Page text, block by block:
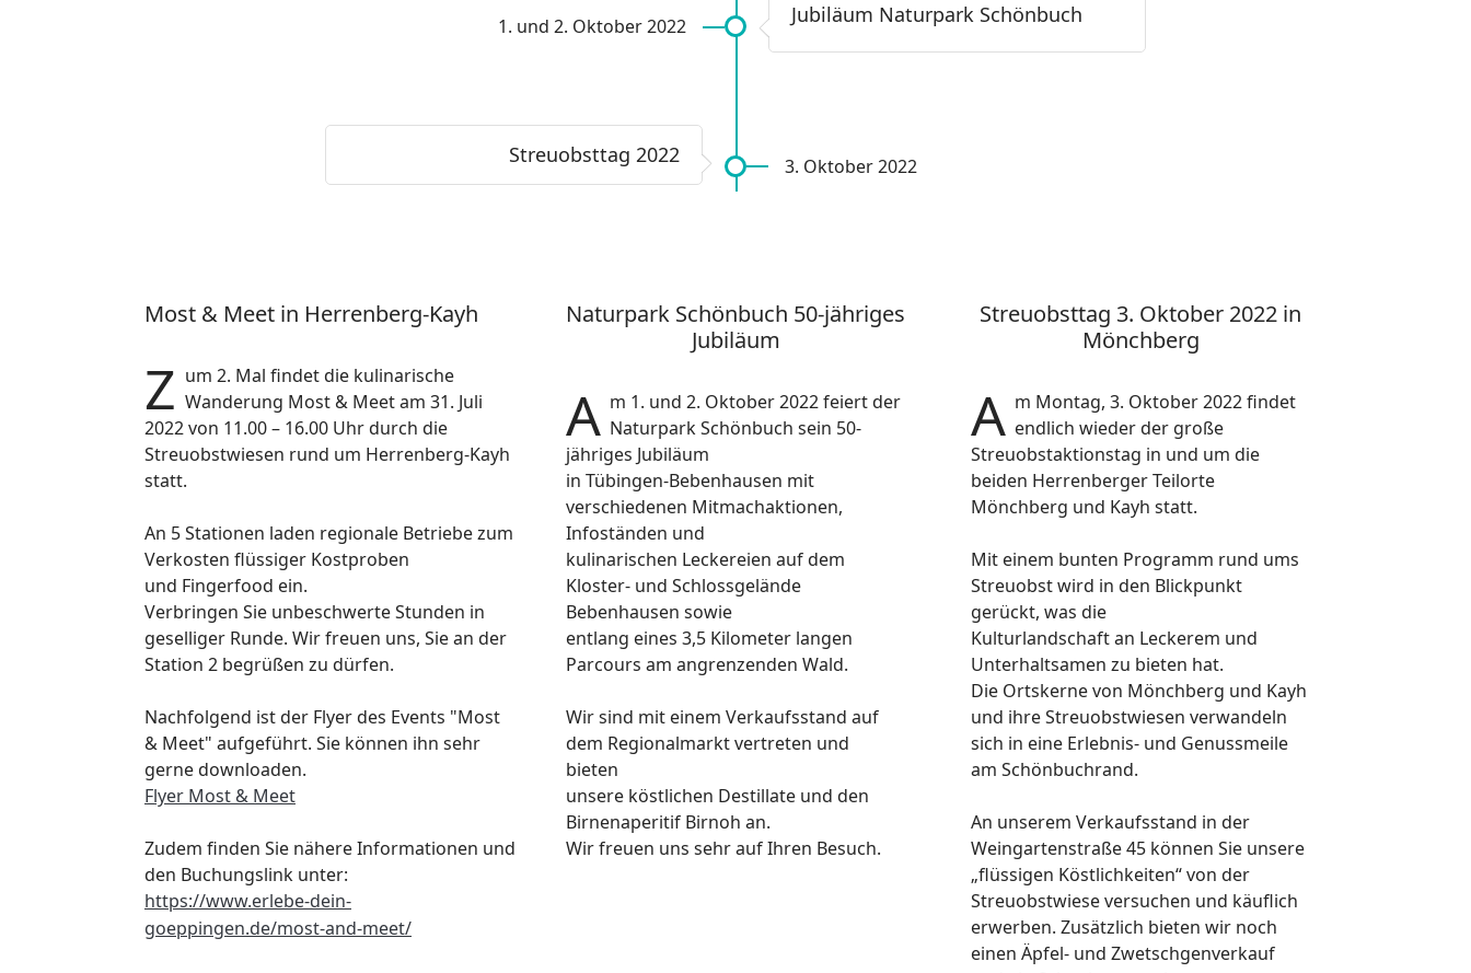
1. und 2. Oktober 2022 Jubiläum Naturpark Schönbuch
Streuobsttag 2022 3. Oktober 2022
Most & Meet in Herrenberg-Kayh
Z um 2. Mal findet die kulinarische
Wanderung Most & Meet am 31. Juli
2022 von 11.00 – 16.00 Uhr durch die
Streuobstwiesen rund um Herrenberg-Kayh
statt.
An 5 Stationen laden regionale Betriebe zum
Verkosten flüssiger Kostproben
und Fingerfood ein.
Verbringen Sie unbeschwerte Stunden in
geselliger Runde. Wir freuen uns, Sie an der
Station 2 begrüßen zu dürfen.
Nachfolgend ist der Flyer des Events "Most
& Meet" aufgeführt. Sie können ihn sehr
gerne downloaden.
Flyer Most & Meet
Zudem finden Sie nähere Informationen und
den Buchungslink unter:
https://www.erlebe-dein-
goeppingen.de/most-and-meet/
Naturpark Schönbuch 50-jähriges
Jubiläum
A m 1. und 2. Oktober 2022 feiert der
Naturpark Schönbuch sein 50-
jähriges Jubiläum
in Tübingen-Bebenhausen mit
verschiedenen Mitmachaktionen,
Infoständen und
kulinarischen Leckereien auf dem
Kloster- und Schlossgelände
Bebenhausen sowie
entlang eines 3,5 Kilometer langen
Parcours am angrenzenden Wald.
Wir sind mit einem Verkaufsstand auf
dem Regionalmarkt vertreten und
bieten
unsere köstlichen Destillate und den
Birnenaperitif Birnoh an.
Wir freuen uns sehr auf Ihren Besuch.
Streuobsttag 3. Oktober 2022 in
Mönchberg
A m Montag, 3. Oktober 2022 findet
endlich wieder der große
Streuobstaktionstag in und um die
beiden Herrenberger Teilorte
Mönchberg und Kayh statt.
Mit einem bunten Programm rund ums
Streuobst wird in den Blickpunkt
gerückt, was die
Kulturlandschaft an Leckerem und
Unterhaltsamen zu bieten hat.
Die Ortskerne von Mönchberg und Kayh
und ihre Streuobstwiesen verwandeln
sich in eine Erlebnis- und Genussmeile
am Schönbuchrand.
An unserem Verkaufsstand in der
Weingartenstraße 45 können Sie unsere
„flüssigen Köstlichkeiten“ von der
Streuobstwiese versuchen und käuflich
erwerben. Zusätzlich bieten wir noch
einen Äpfel- und Zwetschgenverkauf